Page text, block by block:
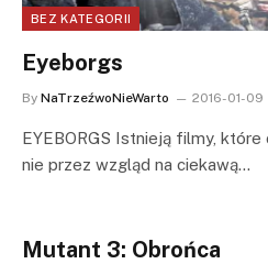
BEZ KATEGORII
Eyeborgs
By NaTrzeźwoNieWarto 2016-01-09
EYEBORGS Istnieją filmy,
nie przez wzgląd na ciekawą…
Mutant 3: Obrońca